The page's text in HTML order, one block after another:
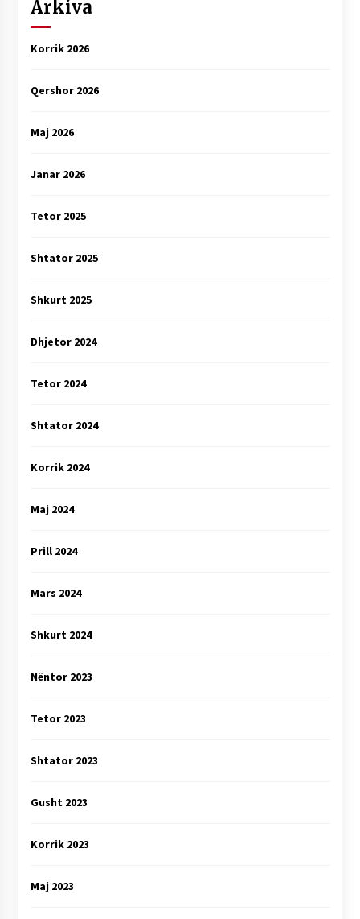
Arkiva
Korrik 2026
Qershor 2026
Maj 2026
Janar 2026
Tetor 2025
Shtator 2025
Shkurt 2025
Dhjetor 2024
Tetor 2024
Shtator 2024
Korrik 2024
Maj 2024
Prill 2024
Mars 2024
Shkurt 2024
Nëntor 2023
Tetor 2023
Shtator 2023
Gusht 2023
Korrik 2023
Maj 2023